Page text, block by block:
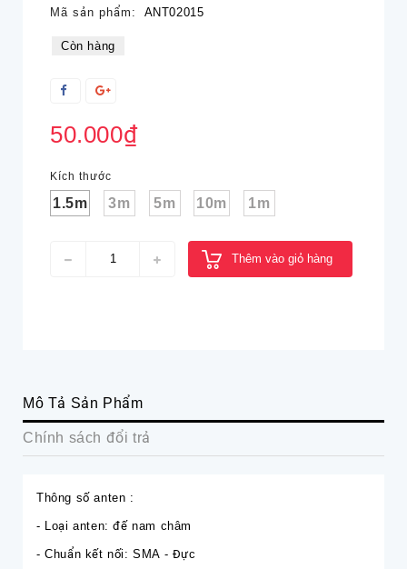
Mã sản phẩm: ANT02015
Còn hàng
50.000₫
Kích thước
1.5m 3m 5m 10m 1m
Thêm vào giỏ hàng
Mô Tả Sản Phẩm
Chính sách đổi trả
Thông số anten :
- Loại anten: đế nam châm
- Chuẩn kết nối: SMA - Đực